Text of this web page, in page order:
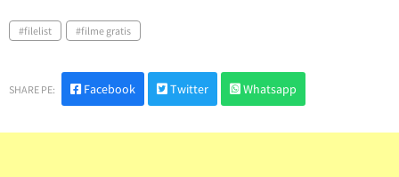
filelist filme gratis
SHARE PE: Facebook Twitter Whatsapp